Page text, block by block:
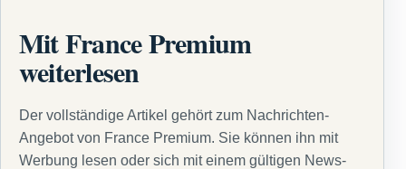
Mit France Premium
weiterlesen
Der vollständige Artikel gehört zum Nachrichten-
Angebot von France Premium. Sie können ihn mit
Werbung lesen oder sich mit einem gültigen News-